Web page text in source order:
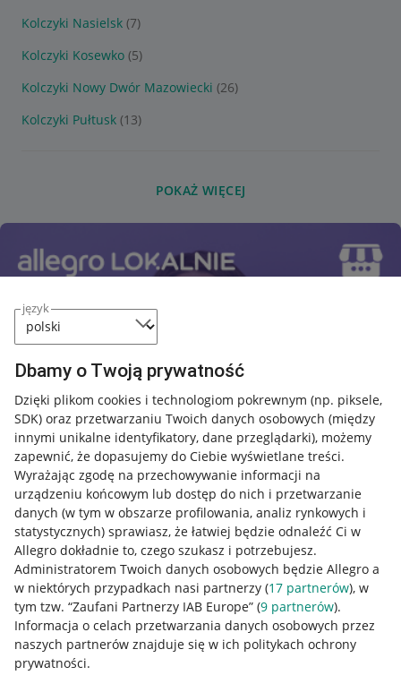
język
Dbamy o Twoją prywatność
Dzięki plikom cookies i technologiom pokrewnym (np. piksele,
SDK) oraz przetwarzaniu Twoich danych osobowych (między
innymi unikalne identyfikatory, dane przeglądarki), możemy
zapewnić, że dopasujemy do Ciebie wyświetlane treści.
Wyrażając zgodę na przechowywanie informacji na
urządzeniu końcowym lub dostęp do nich i przetwarzanie
danych (w tym w obszarze profilowania, analiz rynkowych i
statystycznych) sprawiasz, że łatwiej będzie odnaleźć Ci w
Allegro dokładnie to, czego szukasz i potrzebujesz.
Administratorem Twoich danych osobowych będzie Allegro a
w niektórych przypadkach nasi partnerzy (17 partnerów), w
tym tzw. “Zaufani Partnerzy IAB Europe” (9 partnerów).
Informacja o celach przetwarzania danych osobowych przez
naszych partnerów znajduje się w ich politykach ochrony
prywatności.
Kolczyki Nasielsk (7)
Kolczyki Kosewko (5)
Kolczyki Nowy Dwór Mazowiecki (26)
Kolczyki Pułtusk (13)
POKAŻ WIĘCEJ
Przydatne informacje
Jak to działa
Napisz do nas